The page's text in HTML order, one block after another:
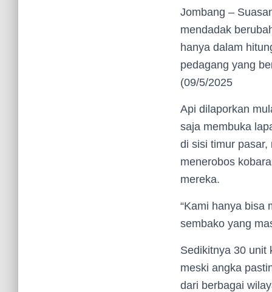
Jombang –
mendadak
hanya dalam
pedagang yang
(09/5/2025
Api dilaporkan
saja membuka
di sisi timur
menerobos
mereka.
“Kami hanya bisa
sembako yang
Sedikitnya 30 unit
meski angka
dari berbagai